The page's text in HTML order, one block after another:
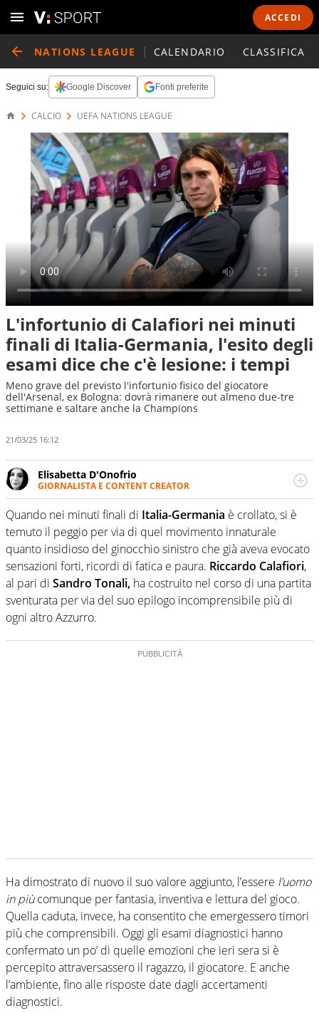
ACCEDI
NATIONS LEAGUE CALENDARIO CLASSIFICA
Seguici su: Google Discover Fonti preferite
CALCIO UEFA NATIONS LEAGUE
L'infortunio di Calafiori nei minuti
finali di Italia-Germania, l'esito degli
esami dice che c'è lesione: i tempi
Meno grave del previsto l'infortunio fisico del giocatore
dell'Arsenal, ex Bologna: dovrà rimanere out almeno due-tre
settimane e saltare anche la Champions
21/03/25 16:12
Elisabetta D'Onofrio
GIORNALISTA E CONTENT CREATOR
Giornalista professionista dal 2007, scrive per curiosità
personale e necessità: soprattutto di calcio, di sport e dei
suoi protagonisti, concedendosi innocenti evasioni
nell'ambito della creazione di format. Un tempo ala
destra, oggi si sente a suo agio nel ruolo di libero. Cura
una classifica riservata dei migliori 5 calciatori di sempre.
Quando nei minuti finali di Italia-Germania è crollato, si è
temuto il peggio per via di quel movimento innaturale
quanto insidioso del ginocchio sinistro che già aveva evocato
sensazioni forti, ricordi di fatica e paura. Riccardo Calafiori,
al pari di Sandro Tonali, ha costruito nel corso di una partita
sventurata per via del suo epilogo incomprensibile più di
ogni altro Azzurro.
Ha dimostrato di nuovo il suo valore aggiunto, l’essere l’uomo
in piùcomunque per fantasia, inventiva e lettura del gioco.
Quella caduta, invece, ha consentito che emergessero timori
più che comprensibili. Oggi gli esami diagnostici hanno
confermato un po’ di quelle emozioni che ieri sera si è
percepito attraversassero il ragazzo, il giocatore. E anche
l’ambiente, fino alle risposte date dagli accertamenti
diagnostici.